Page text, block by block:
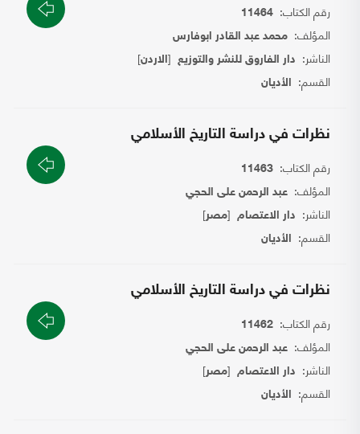
رقم الكتاب: 11464
المؤلف: محمد عبد القادر ابوفارس
الناشر: دار الفاروق للنشر والتوزيع [الاردن]
القسم: الأديان
نظرات في دراسة التاريخ الأسلامي
رقم الكتاب: 11463
المؤلف: عبد الرحمن على الحجي
الناشر: دار الاعتصام [مصر]
القسم: الأديان
نظرات في دراسة التاريخ الأسلامي
رقم الكتاب: 11462
المؤلف: عبد الرحمن على الحجي
الناشر: دار الاعتصام [مصر]
القسم: الأديان